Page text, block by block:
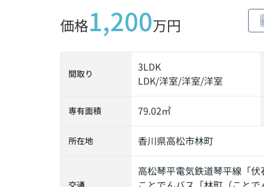
価格1,200万円
間取り
3LDK
LDK/洋室/洋室/洋室
専有面積 79.02㎡
所在地 香川県高松市林町
交通
高松琴平電気鉄道琴平線 「伏